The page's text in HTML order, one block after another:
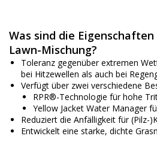
Was sind die
Lawn-Mischung?
Toleranz gegenüber extremen
bei Hitzewellen als auch bei
Verfügt über zwei verschiedene
RPR®-Technologie für hohe
Yellow Jacket Water Manager
Reduziert die Anfälligkeit für (Pilz-
Entwickelt eine starke, dichte